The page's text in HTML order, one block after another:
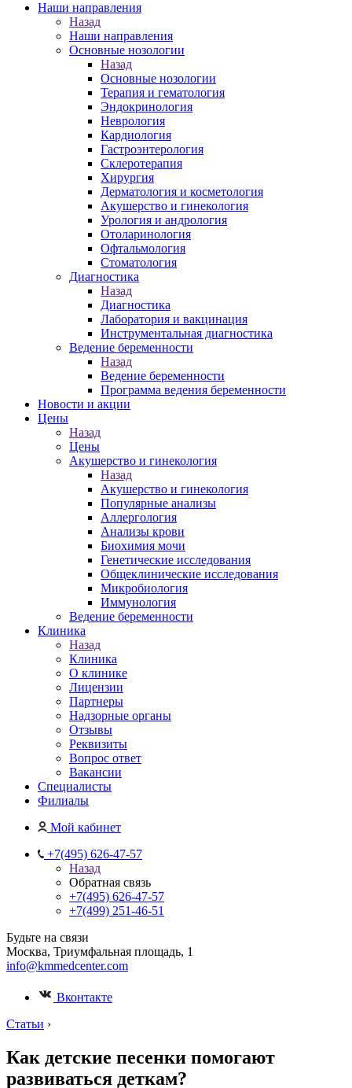
Наши направления
Назад
Наши направления
Основные нозологии
Назад
Основные нозологии
Терапия и гематология
Эндокринология
Неврология
Кардиология
Гастроэнтерология
Склеротерапия
Хирургия
Дерматология и косметология
Акушерство и гинекология
Урология и андрология
Отоларинология
Офтальмология
Стоматология
Диагностика
Назад
Диагностика
Лаборатория и вакцинация
Инструментальная диагностика
Ведение беременности
Назад
Ведение беременности
Программа ведения беременности
Новости и акции
Цены
Назад
Цены
Акушерство и гинекология
Назад
Акушерство и гинекология
Популярные анализы
Аллергология
Анализы крови
Биохимия мочи
Генетические исследования
Общеклинические исследования
Микробиология
Иммунология
Ведение беременности
Клиника
Назад
Клиника
О клинике
Лицензии
Партнеры
Надзорные органы
Отзывы
Реквизиты
Вопрос ответ
Вакансии
Специалисты
Филиалы
Мой кабинет
+7(495) 626-47-57
Назад
Обратная связь
+7(495) 626-47-57
+7(499) 251-46-51
Будьте на связи
Москва, Триумфальная площадь, 1
info@kmmedcenter.com
Вконтакте
Статьи ›
Как детские песенки помогают
развиваться деткам?